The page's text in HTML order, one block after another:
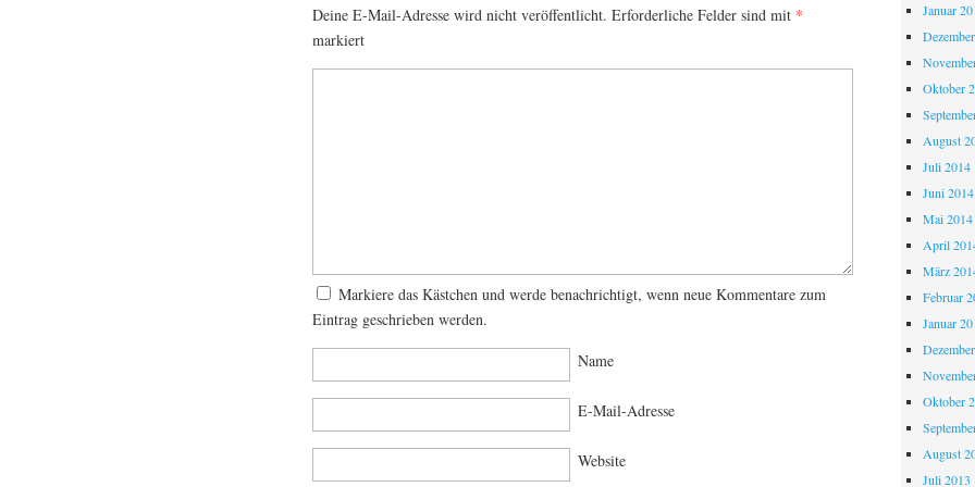
Deine E-Mail-Adresse wird nicht veröffentlicht. Erforderliche Felder sind mit *
markiert
Markiere das Kästchen und werde benachrichtigt, wenn neue Kommentare zum
Eintrag geschrieben werden.
Name
E-Mail-Adresse
Website
Januar
Oktober
August
Juli 2014
Juni 2014
Mai 2014
April
März
Februar
Januar
Oktober
August
Juli 2013